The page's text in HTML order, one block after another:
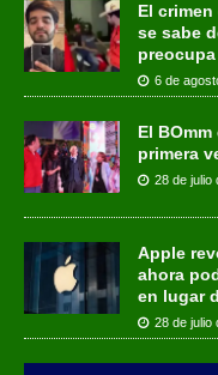
El
se sabe
6 de
El
primera
28 de julio
Apple
ahora
en lugar
28 de julio